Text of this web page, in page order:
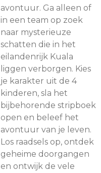
avontuur. Ga alleen of
in een team op zoek
naar mysterieuze
schatten die in het
eilandenrijk Kuala
liggen verborgen. Kies
je karakter uit de 4
kinderen, sla het
bijbehorende stripboek
open en beleef het
avontuur van je leven.
Los raadsels op, ontdek
geheime doorgangen
en ontwijk de vele